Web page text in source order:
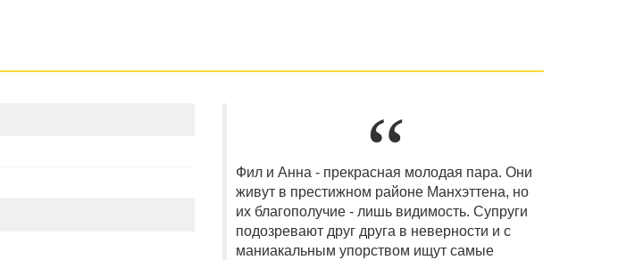
Фил и Анна - прекрасная молодая пара. Они
живут в престижном районе Манхэттена, но
их благополучие - лишь видимость. Супруги
подозревают друг друга в неверности и с
маниакальным упорством ищут самые